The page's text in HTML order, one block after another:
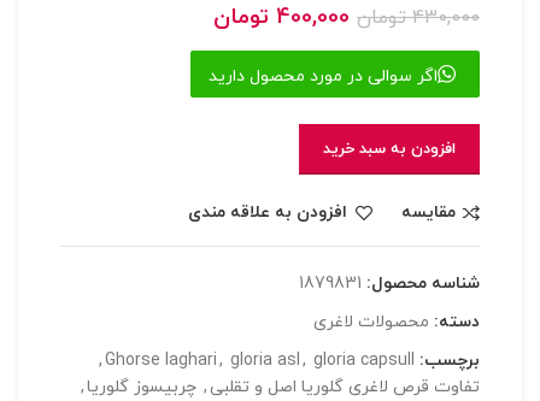
430,000 تومان قیمت
430,000 تومان
بود.
400,000 تومان
است.
اگر سوالی در مورد محصول دارید
افزودن به سبد خرید
مقایسه افزودن به علاقه مندی
شناسه محصول: 1879831
دسته: محصولات لاغری
برچسب:
Ghorse laghari, gloria asl, gloria capsull
,
تفاوت قرص لاغری گلوریا اصل و تقلبی , چربیسوز گلوریا,